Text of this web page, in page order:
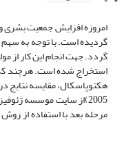
امروزه افزایش جمعیت بشری
گردیده است. با توجه به سهم
2005)از سایت موسسه
مرحله بعد با استفاده از